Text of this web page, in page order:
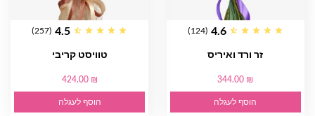
4.6
(124)
זר ורד ואיריס
344.00 ₪
הוסף לעגלה
4.5
(257)
טוויסט קריבי
424.00 ₪
הוסף לעגלה